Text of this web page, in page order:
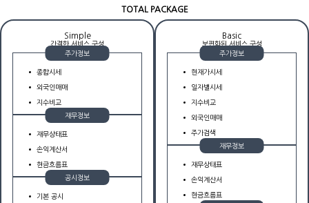
TOTAL PACKAGE
Simple
간결한 서비스 구성
주가정보
종합시세
외국인매매
지수비교
재무정보
재무상태표
손익계산서
현금흐름표
공시정보
기본 공시
Basic
보편화된 서비스 구성
주가정보
현재가시세
일자별시세
지수비교
외국인매매
주가검색
재무정보
재무상태표
손익계산서
현금흐름표